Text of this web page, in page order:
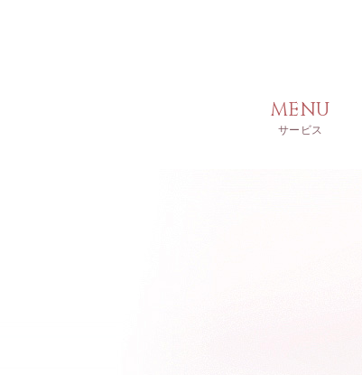
MENU
サービス